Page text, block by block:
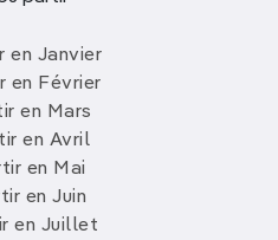
en Janvier
en Février
en Mars
en Avril
en Mai
en Juin
en Juillet